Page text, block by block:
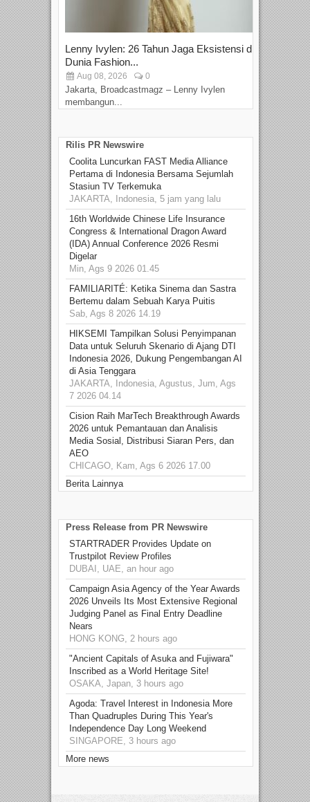
Lenny Ivylen: 26 Tahun Jaga Eksistensi di
Dunia Fashion...
Aug 08, 2026 0
Jakarta, Broadcastmagz – Lenny Ivylen
membangun...
Rilis PR Newswire
Coolita Luncurkan FAST Media Alliance
Pertama di Indonesia Bersama Sejumlah
Stasiun TV Terkemuka
JAKARTA, Indonesia, 5 jam yang lalu
16th Worldwide Chinese Life Insurance
Congress & International Dragon Award
(IDA) Annual Conference 2026 Resmi
Digelar
Min, Ags 9 2026 01.45
FAMILIARITÉ: Ketika Sinema dan Sastra
Bertemu dalam Sebuah Karya Puitis
Sab, Ags 8 2026 14.19
HIKSEMI Tampilkan Solusi Penyimpanan
Data untuk Seluruh Skenario di Ajang DTI
Indonesia 2026, Dukung Pengembangan AI
di Asia Tenggara
JAKARTA, Indonesia, Agustus, Jum, Ags
7 2026 04.14
Cision Raih MarTech Breakthrough Awards
2026 untuk Pemantauan dan Analisis
Media Sosial, Distribusi Siaran Pers, dan
AEO
CHICAGO, Kam, Ags 6 2026 17.00
Berita Lainnya
Press Release from PR Newswire
STARTRADER Provides Update on
Trustpilot Review Profiles
DUBAI, UAE, an hour ago
Campaign Asia Agency of the Year Awards
2026 Unveils Its Most Extensive Regional
Judging Panel as Final Entry Deadline
Nears
HONG KONG, 2 hours ago
"Ancient Capitals of Asuka and Fujiwara"
Inscribed as a World Heritage Site!
OSAKA, Japan, 3 hours ago
Agoda: Travel Interest in Indonesia More
Than Quadruples During This Year's
Independence Day Long Weekend
SINGAPORE, 3 hours ago
More news